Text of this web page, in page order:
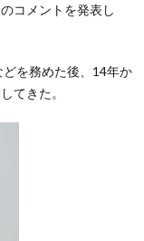
コメントを発表し
を務めた後、14年か
てきた。